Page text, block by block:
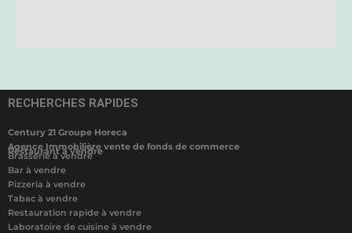
RECHERCHES RAPIDES
Century 21 Groupe Horeca
Agence Immobilière vente de fonds de commerce
Restaurant à vendre
Brasserie à vendre
Bar à vendre
Pizzeria à vendre
Tabac à vendre
Restauration rapide à vendre
Laboratoire de cuisine à vendre